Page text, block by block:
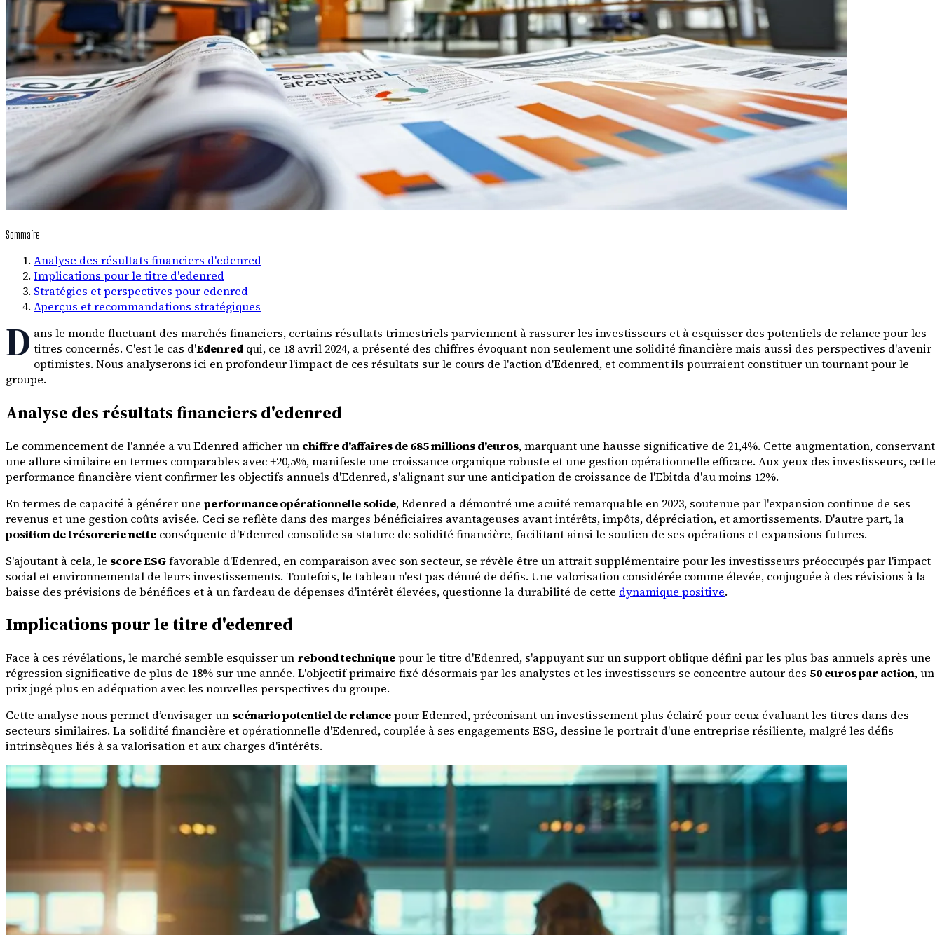
Sommaire
Analyse des résultats financiers d'edenred
Implications pour le titre d'edenred
Stratégies et perspectives pour edenred
Aperçus et recommandations stratégiques
D ans le monde fluctuant des marchés financiers, certains résultats trimestriels parviennent à rassurer les investisseurs et à esquisser des potentiels de relance pour les
titres concernés. C'est le cas d'Edenred qui, ce 18 avril 2024, a présenté des chiffres évoquant non seulement une solidité financière mais aussi des perspectives d'avenir
optimistes. Nous analyserons ici en profondeur l'impact de ces résultats sur le cours de l'action d'Edenred, et comment ils pourraient constituer un tournant pour le
groupe.
Analyse des résultats financiers d'edenred
Le commencement de l'année a vu Edenred afficher un chiffre d'affaires de 685 millions d'euros, marquant une hausse significative de 21,4%. Cette augmentation, conservant
une allure similaire en termes comparables avec +20,5%, manifeste une croissance organique robuste et une gestion opérationnelle efficace. Aux yeux des investisseurs, cette
performance financière vient confirmer les objectifs annuels d'Edenred, s'alignant sur une anticipation de croissance de l'Ebitda d'au moins 12%.
En termes de capacité à générer une performance opérationnelle solide, Edenred a démontré une acuité remarquable en 2023, soutenue par l'expansion continue de ses
revenus et une gestion coûts avisée. Ceci se reflète dans des marges bénéficiaires avantageuses avant intérêts, impôts, dépréciation, et amortissements. D'autre part, la
position de trésorerie nette conséquente d'Edenred consolide sa stature de solidité financière, facilitant ainsi le soutien de ses opérations et expansions futures.
S'ajoutant à cela, le score ESGfavorable d'Edenred, en comparaison avec son secteur, se révèle être un attrait supplémentaire pour les investisseurs préoccupés par l'impact
social et environnemental de leurs investissements. Toutefois, le tableau n'est pas dénué de défis. Une valorisation considérée comme élevée, conjuguée à des révisions à la
baisse des prévisions de bénéfices et à un fardeau de dépenses d'intérêt élevées, questionne la durabilité de cette dynamique positive.
Implications pour le titre d'edenred
Face à ces révélations, le marché semble esquisser un rebond techniquepour le titre d'Edenred, s'appuyant sur un support oblique défini par les plus bas annuels après une
régression significative de plus de 18% sur une année. L'objectif primaire fixé désormais par les analystes et les investisseurs se concentre autour des 50 euros par action, un
prix jugé plus en adéquation avec les nouvelles perspectives du groupe.
Cette analyse nous permet d’envisager un scénario potentiel de relancepour Edenred, préconisant un investissement plus éclairé pour ceux évaluant les titres dans des
secteurs similaires. La solidité financière et opérationnelle d'Edenred, couplée à ses engagements ESG, dessine le portrait d'une entreprise résiliente, malgré les défis
intrinsèques liés à sa valorisation et aux charges d'intérêts.